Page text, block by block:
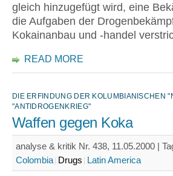
gleich hinzugefügt wird, eine
die Aufgaben der
Kokainanbau und -handel
READ MORE
DIE ERFINDUNG DER KOLUMBIANISCHEN
"ANTIDROGENKRIEG"
Waffen gegen Koka
analyse & kritik Nr. 438, 11.05.2000 |
Colombia Drugs Latin America